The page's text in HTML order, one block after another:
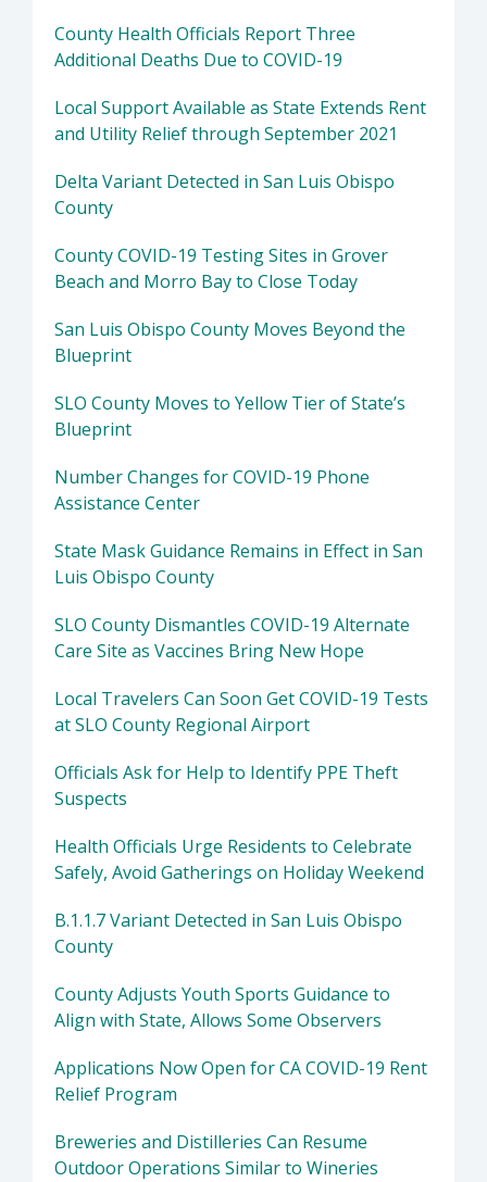
County Health Officials Report Three
Additional Deaths Due to COVID-19
Local Support Available as State Extends Rent
and Utility Relief through September 2021
Delta Variant Detected in San Luis Obispo
County
County COVID-19 Testing Sites in Grover
Beach and Morro Bay to Close Today
San Luis Obispo County Moves Beyond the
Blueprint
SLO County Moves to Yellow Tier of State’s
Blueprint
Number Changes for COVID-19 Phone
Assistance Center
State Mask Guidance Remains in Effect in San
Luis Obispo County
SLO County Dismantles COVID-19 Alternate
Care Site as Vaccines Bring New Hope
Local Travelers Can Soon Get COVID-19 Tests
at SLO County Regional Airport
Officials Ask for Help to Identify PPE Theft
Suspects
Health Officials Urge Residents to Celebrate
Safely, Avoid Gatherings on Holiday Weekend
B.1.1.7 Variant Detected in San Luis Obispo
County
County Adjusts Youth Sports Guidance to
Align with State, Allows Some Observers
Applications Now Open for CA COVID-19 Rent
Relief Program
Breweries and Distilleries Can Resume
Outdoor Operations Similar to Wineries